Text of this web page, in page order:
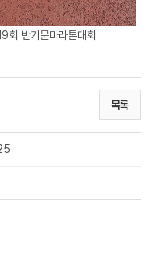
회 반기문마라톤대회
목록